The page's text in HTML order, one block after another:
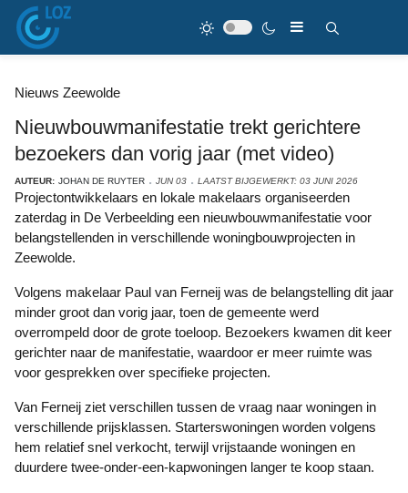
Nieuws Zeewolde
Nieuwbouwmanifestatie trekt gerichtere
bezoekers dan vorig jaar (met video)
AUTEUR: JOHAN DE RUYTER JUN 03 LAATST BIJGEWERKT: 03 JUNI 2026
Projectontwikkelaars en lokale makelaars organiseerden
zaterdag in De Verbeelding een nieuwbouwmanifestatie voor
belangstellenden in verschillende woningbouwprojecten in
Zeewolde.
Volgens makelaar Paul van Ferneij was de belangstelling dit jaar
minder groot dan vorig jaar, toen de gemeente werd
overrompeld door de grote toeloop. Bezoekers kwamen dit keer
gerichter naar de manifestatie, waardoor er meer ruimte was
voor gesprekken over specifieke projecten.
Van Ferneij ziet verschillen tussen de vraag naar woningen in
verschillende prijsklassen. Starterswoningen worden volgens
hem relatief snel verkocht, terwijl vrijstaande woningen en
duurdere twee-onder-een-kapwoningen langer te koop staan.